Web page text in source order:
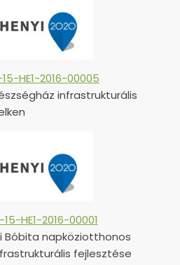
15-HE1-2016-00005
infrastrukturális
15-HE1-2016-00001
napköziotthonos
fejlesztése